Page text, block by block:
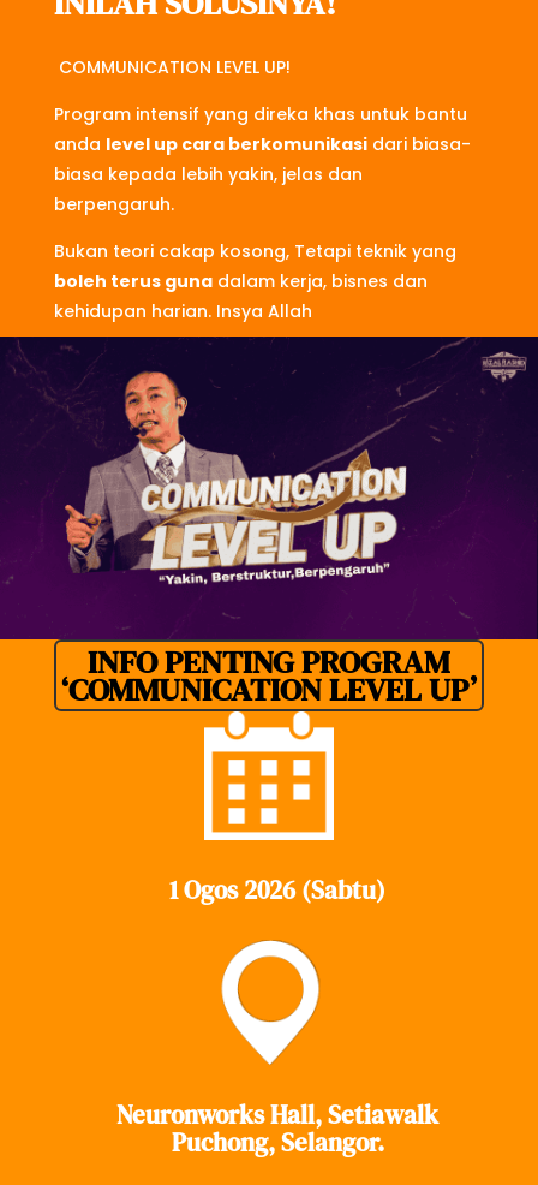
COMMUNICATION LEVEL UP!
Program intensif yang direka khas untuk bantu
anda level up cara berkomunikasidari biasa-
biasa kepada lebih yakin, jelas dan
berpengaruh.
Bukan teori cakap kosong, Tetapi teknik yang
boleh terus gunadalam kerja, bisnes dan
kehidupan harian. Insya Allah
INFO PENTING PROGRAM
‘COMMUNICATION LEVEL UP’
1 Ogos 2026 (Sabtu)
Neuronworks Hall, Setiawalk
Puchong, Selangor.